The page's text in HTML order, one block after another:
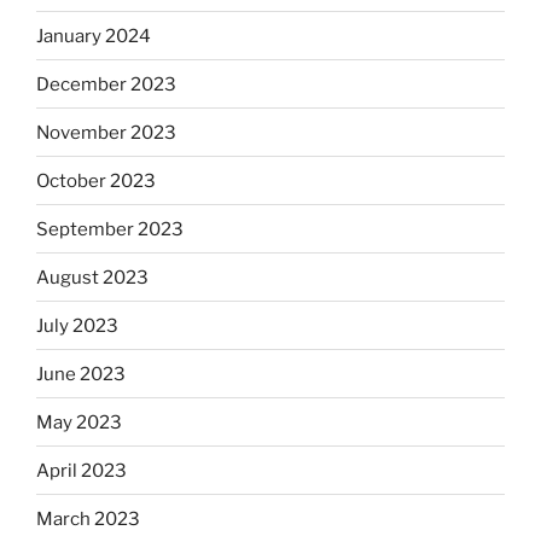
January 2024
December 2023
November 2023
October 2023
September 2023
August 2023
July 2023
June 2023
May 2023
April 2023
March 2023